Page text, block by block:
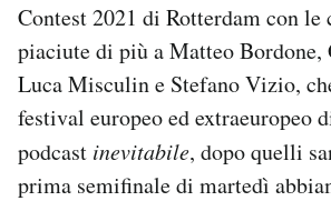
CALENDARIO
AREA PERSONALE
Area Personale
Contest 2021 di Rotterdam con le
piaciute di più a Matteo
Luca Misculin e Stefano Vizio,
festival europeo ed extraeuropeo
podcast inevitabile, dopo quelli
prima semifinale di martedì